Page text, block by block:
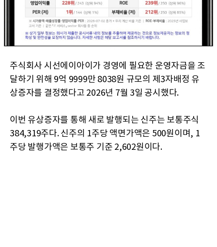
주식회사 시선에이아이가 경영에 필요한 운영자금을 조
달하기 위해 9억 9999만 8038원 규모의 제3자배정 유
상증자를 결정했다고 2026년 7월 3일 공시했다.
이번 유상증자를 통해 새로 발행되는 신주는 보통주식
384,319주다. 신주의 1주당 액면가액은 500원이며, 1
주당 발행가액은 보통주 기준 2,602원이다.